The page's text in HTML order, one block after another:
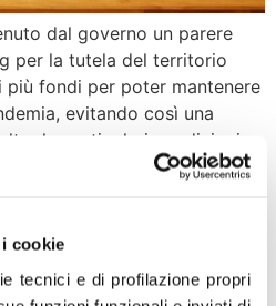
cookie
tecnici e di profilazione propri
dal governo un parere
per la tutela del territorio
più fondi per poter mantenere
evitando così una
le particolari condizioni
i territori montani chiediamo
Zucconi: